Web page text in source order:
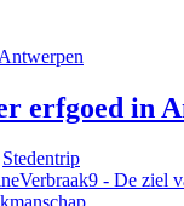
erfgoed in
Stedentrip